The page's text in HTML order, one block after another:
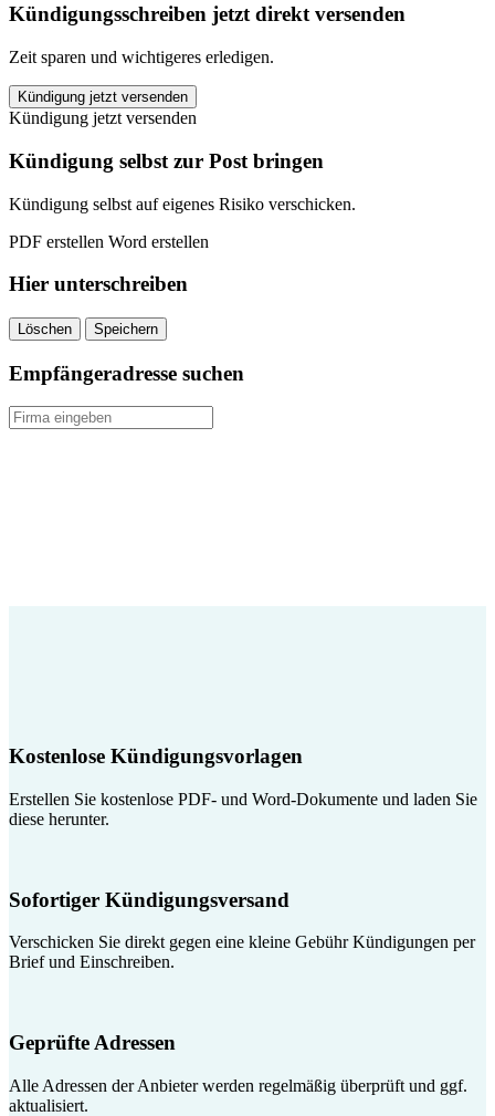
Kündigungsschreiben jetzt direkt versenden
Zeit sparen und wichtigeres erledigen.
GMX
Cloud
kündigen
quantity
Kündigung jetzt versenden
Kündigung jetzt versenden
Kündigung selbst zur Post bringen
Kündigung selbst auf eigenes Risiko verschicken.
PDF erstellen Word erstellen
Hier unterschreiben
Löschen Speichern
Empfängeradresse suchen
Kostenlose Kündigungsvorlagen
Erstellen Sie kostenlose PDF- und Word-Dokumente und laden Sie
diese herunter.
Sofortiger Kündigungsversand
Verschicken Sie direkt gegen eine kleine Gebühr Kündigungen per
Brief und Einschreiben.
Geprüfte Adressen
Alle Adressen der Anbieter werden regelmäßig überprüft und ggf.
aktualisiert.